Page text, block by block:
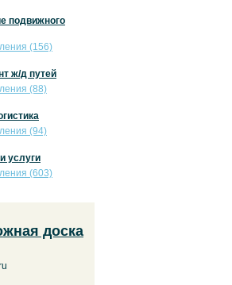
подвижного
(156)
ж/д путей
(88)
(94)
услуги
(603)
доска